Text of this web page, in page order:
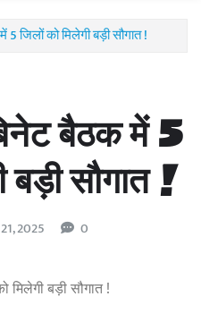
जिलों को मिलेगी बड़ी सौगात !
बैठक में 5
बड़ी सौगात !
2025 0
बड़ी सौगात !